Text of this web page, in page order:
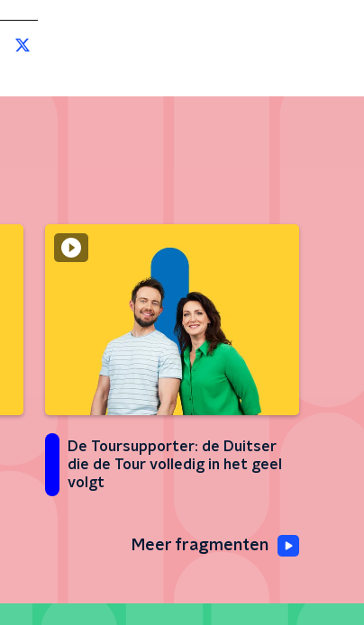
De Toursupporter: de Duitser
die de Tour volledig in het geel
volgt
Meer fragmenten